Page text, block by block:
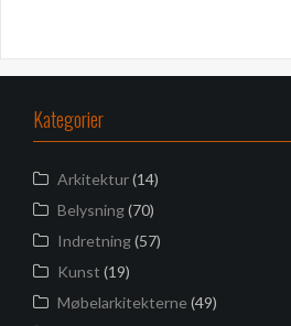
Kategorier
Arkitektur(14)
Belysning(70)
Indretning(57)
Kunst (19)
Møbelarkitekterne (49)